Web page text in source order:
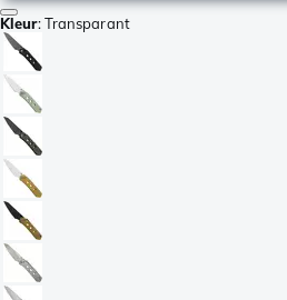
Kleur:Transparant